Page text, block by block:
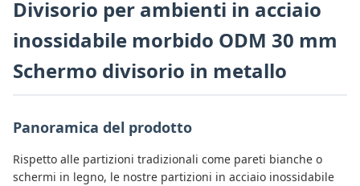
Divisorio per ambienti in acciaio
inossidabile morbido ODM 30 mm
Schermo divisorio in metallo
Panoramica del prodotto
Rispetto alle partizioni tradizionali come pareti bianche o
schermi in legno, le nostre partizioni in acciaio inossidabile